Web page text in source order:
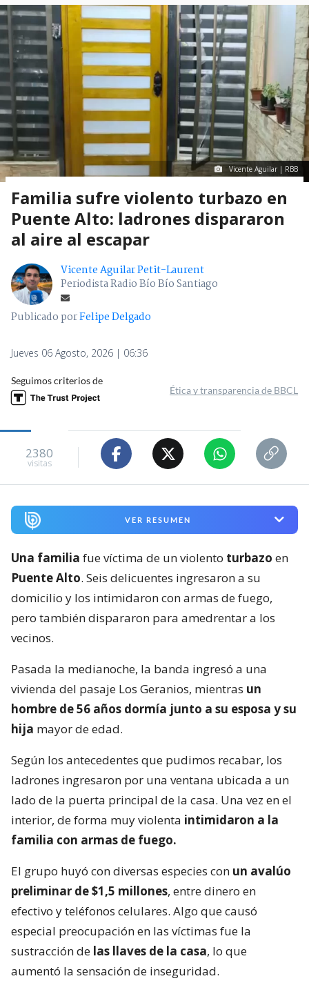
Vicente Aguilar | RBB
Familia sufre violento turbazo en
Puente Alto: ladrones dispararon
al aire al escapar
Vicente Aguilar Petit-Laurent
Periodista Radio Bío Bío Santiago
Publicado porFelipe Delgado
Jueves 06 Agosto, 2026 | 06:36
Seguimos criterios de
Ética y transparencia de BBCL
2380
visitas
VER RESUMEN
Una familia fue víctima de un violento turbazo en
Puente Alto. Seis delicuentes ingresaron a su
domicilio y los intimidaron con armas de fuego,
pero también dispararon para amedrentar a los
vecinos.
Pasada la medianoche, la banda ingresó a una
vivienda del pasaje Los Geranios, mientras un
hombre de 56 años dormía junto a su esposa y su
hija mayor de edad.
Según los antecedentes que pudimos recabar, los
ladrones ingresaron por una ventana ubicada a un
lado de la puerta principal de la casa. Una vez en el
interior, de forma muy violenta intimidaron a la
familia con armas de fuego.
El grupo huyó con diversas especies con un avalúo
preliminar de $1,5 millones, entre dinero en
efectivo y teléfonos celulares. Algo que causó
especial preocupación en las víctimas fue la
sustracción de las llaves de la casa, lo que
aumentó la sensación de inseguridad.